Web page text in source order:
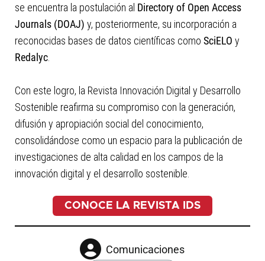
se encuentra la postulación al Directory of Open Access
Journals (DOAJ) y, posteriormente, su incorporación a
reconocidas bases de datos científicas como SciELO y
Redalyc.
Con este logro, la Revista Innovación Digital y Desarrollo
Sostenible reafirma su compromiso con la generación,
difusión y apropiación social del conocimiento,
consolidándose como un espacio para la publicación de
investigaciones de alta calidad en los campos de la
innovación digital y el desarrollo sostenible.
CONOCE LA REVISTA IDS
Comunicaciones